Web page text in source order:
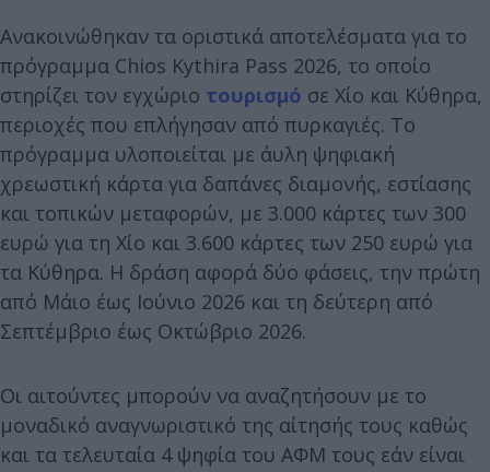
Ανακοινώθηκαν τα οριστικά αποτελέσματα για το
πρόγραμμα Chios Kythira Pass 2026, το οποίο
στηρίζει τον εγχώριο τουρισμό σε Χίο και Κύθηρα,
περιοχές που επλήγησαν από πυρκαγιές. Το
πρόγραμμα υλοποιείται με άυλη ψηφιακή
χρεωστική κάρτα για δαπάνες διαμονής, εστίασης
και τοπικών μεταφορών, με 3.000 κάρτες των 300
ευρώ για τη Χίο και 3.600 κάρτες των 250 ευρώ για
τα Κύθηρα. Η δράση αφορά δύο φάσεις, την πρώτη
από Μάιο έως Ιούνιο 2026 και τη δεύτερη από
Σεπτέμβριο έως Οκτώβριο 2026.
Οι αιτούντες μπορούν να αναζητήσουν με το
μοναδικό αναγνωριστικό της αίτησής τους καθώς
και τα τελευταία 4 ψηφία του ΑΦΜ τους εάν είναι